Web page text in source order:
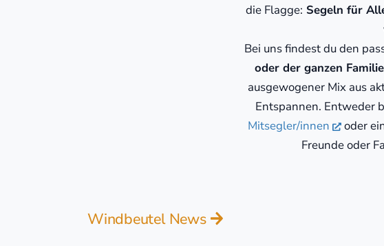
die Flagge: Segeln für
Bei uns findest du den
oder der ganzen Familie
ausgewogener Mix aus
Entspannen. Entweder
Mitsegler/innen
oder
Freunde oder
Windbeutel News